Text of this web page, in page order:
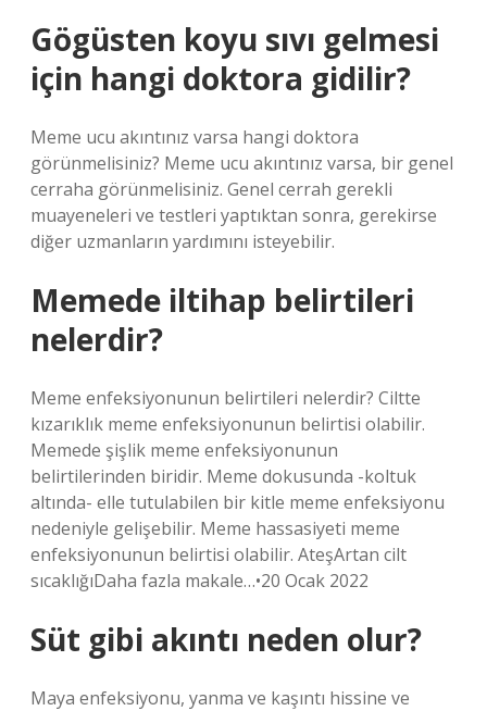
Gögüsten koyu sıvı gelmesi
için hangi doktora gidilir?
Meme ucu akıntınız varsa hangi doktora
görünmelisiniz? Meme ucu akıntınız varsa, bir genel
cerraha görünmelisiniz. Genel cerrah gerekli
muayeneleri ve testleri yaptıktan sonra, gerekirse
diğer uzmanların yardımını isteyebilir.
Memede iltihap belirtileri
nelerdir?
Meme enfeksiyonunun belirtileri nelerdir? Ciltte
kızarıklık meme enfeksiyonunun belirtisi olabilir.
Memede şişlik meme enfeksiyonunun
belirtilerinden biridir. Meme dokusunda -koltuk
altında- elle tutulabilen bir kitle meme enfeksiyonu
nedeniyle gelişebilir. Meme hassasiyeti meme
enfeksiyonunun belirtisi olabilir. AteşArtan cilt
sıcaklığıDaha fazla makale…•20 Ocak 2022
Süt gibi akıntı neden olur?
Maya enfeksiyonu, yanma ve kaşıntı hissine ve